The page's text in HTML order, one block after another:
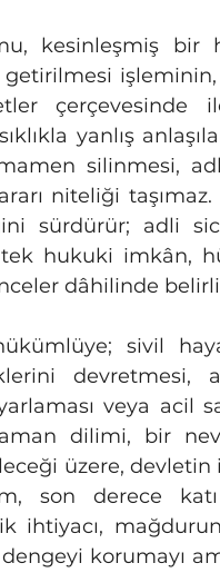
çerçevesinde
yanlış
silinmesi, adli
niteliği
sürdürür; adli
hukuki imkân,
dâhilinde
devretmesi,
veya acil
dilimi, bir
üzere,
son derece
ihtiyacı,
korumayı